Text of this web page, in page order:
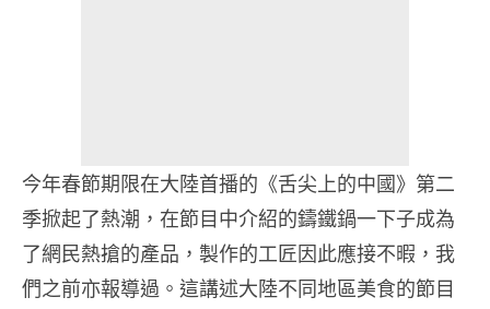
今年春節期限在大陸首播的《舌尖上的中國》第二
季掀起了熱潮，在節目中介紹的鑄鐵鍋一下子成為
了網民熱搶的產品，製作的工匠因此應接不暇，我
們之前亦報導過。這講述大陸不同地區美食的節目